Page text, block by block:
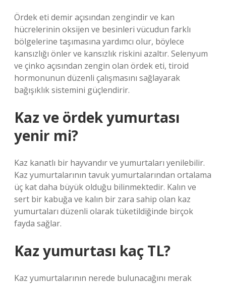
Ördek eti demir açısından zengindir ve kan
hücrelerinin oksijen ve besinleri vücudun farklı
bölgelerine taşımasına yardımcı olur, böylece
kansızlığı önler ve kansızlık riskini azaltır. Selenyum
ve çinko açısından zengin olan ördek eti, tiroid
hormonunun düzenli çalışmasını sağlayarak
bağışıklık sistemini güçlendirir.
Kaz ve ördek yumurtası
yenir mi?
Kaz kanatlı bir hayvandır ve yumurtaları yenilebilir.
Kaz yumurtalarının tavuk yumurtalarından ortalama
üç kat daha büyük olduğu bilinmektedir. Kalın ve
sert bir kabuğa ve kalın bir zara sahip olan kaz
yumurtaları düzenli olarak tüketildiğinde birçok
fayda sağlar.
Kaz yumurtası kaç TL?
Kaz yumurtalarının nerede bulunacağını merak